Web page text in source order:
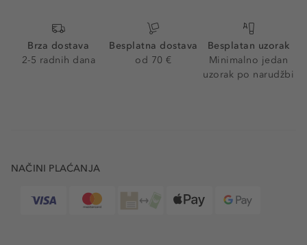
Brza dostava
2-5 radnih dana
Besplatna dostava
od 70 €
Besplatan uzorak
Minimalno jedan
uzorak po narudžbi
NAČINI PLAĆANJA